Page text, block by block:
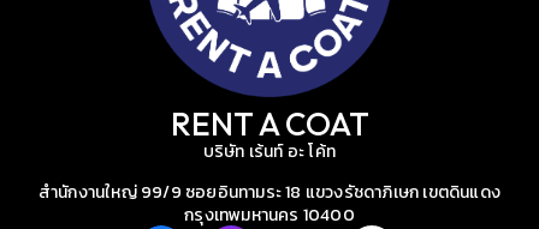
RENT A COAT
บริษัท เร้นท์ อะ โค้ท
สำนักงานใหญ่ 99/9 ซอยอินทามระ 18 แขวงรัชดาภิเษก เขตดินแดง
กรุงเทพมหานคร 10400